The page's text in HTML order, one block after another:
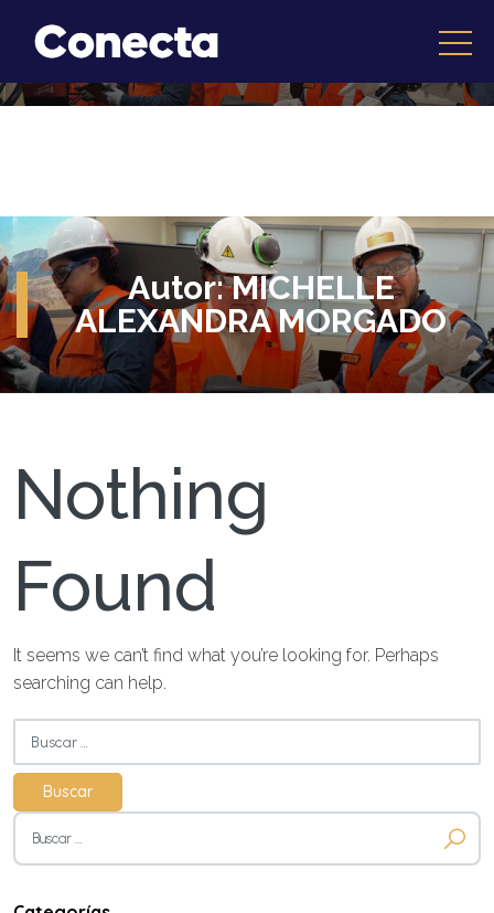
Autor:MICHELLE
ALEXANDRA MORGADO
Nothing
Found
It seems we can’t find what you’re looking for. Perhaps
searching can help.
Buscar:
Buscar: